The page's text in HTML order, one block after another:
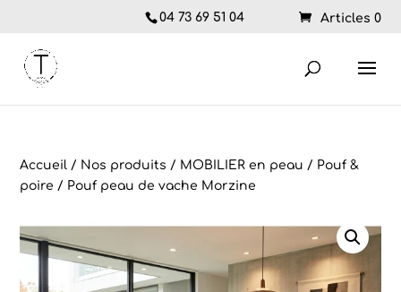
04 73 69 51 04 Articles 0
Accueil / Nos produits / MOBILIER en peau / Pouf &
poire / Pouf peau de vache Morzine